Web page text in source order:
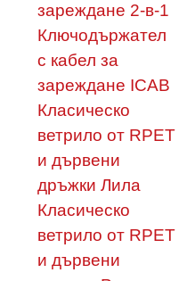
зареждане 2-в-1
Ключодържател
с кабел за
зареждане ICAB
Класическо
ветрило от RPET
и дървени
дръжки Лила
Класическо
ветрило от RPET
и дървени